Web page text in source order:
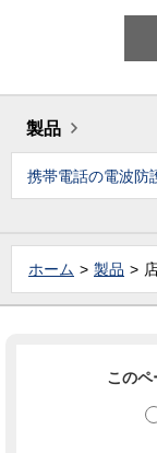
製品
携帯電話の電波防
ホーム 製品
このペ